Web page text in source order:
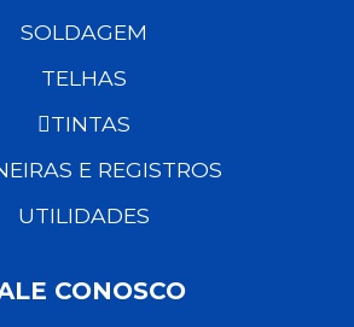
SOLDAGEM
TELHAS
TINTAS
E REGISTROS
UTILIDADES
CONOSCO